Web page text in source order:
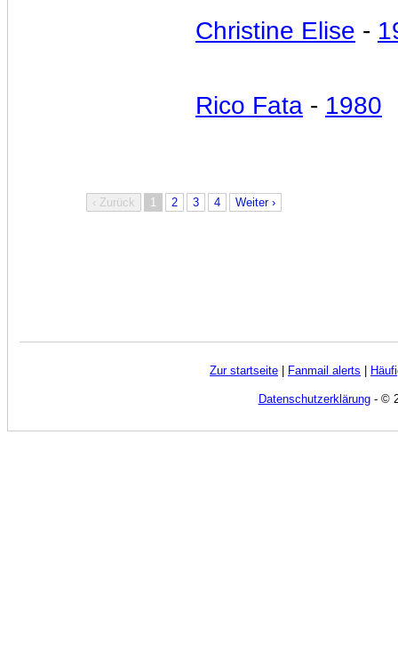
Christine Elise -
Rico Fata - 1980
‹ Zurück 1 2 3 4 Weiter ›
Zur startseite | Fanmail alerts |
Datenschutzerklärung- ©